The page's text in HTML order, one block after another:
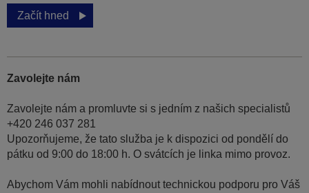
Začít hned
Zavolejte nám
Zavolejte nám a promluvte si s jedním z našich specialistů
+420 246 037 281
Upozorňujeme, že tato služba je k dispozici od pondělí do
pátku od 9:00 do 18:00 h. O svátcích je linka mimo provoz.
Abychom Vám mohli nabídnout technickou podporu pro Váš